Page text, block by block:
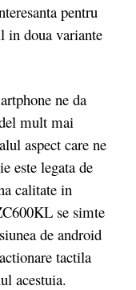
pentru
in doua variante
ne da
mult mai
aspect care ne
este legata de
calitate in
se simte
de android
tactila
acestuia.